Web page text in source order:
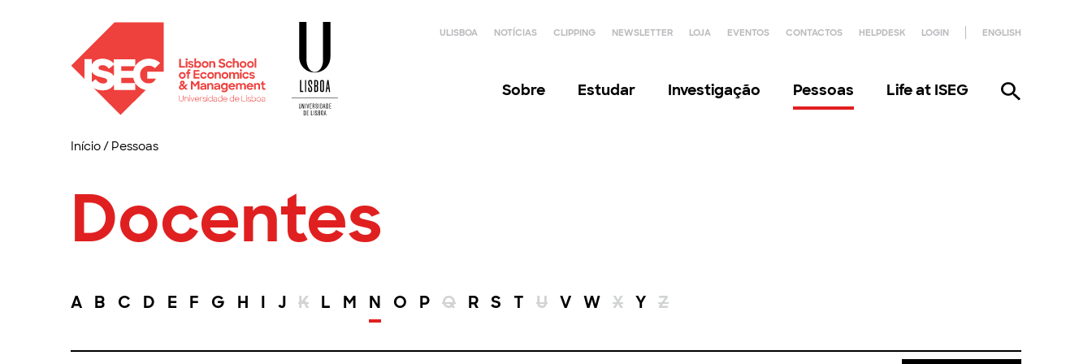
ULISBOA NOTÍCIAS CLIPPING NEWSLETTER LOJA EVENTOS CONTACTOS HELPDESK LOGIN ENGLISH
Sobre Estudar Investigação Pessoas Life at ISEG
Início/ Pessoas
Docentes
A B C D E F G H I J K L M N O P Q R S T U V W X Y Z